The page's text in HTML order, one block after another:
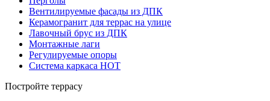
Вентилируемые фасады из ДПК
Керамогранит для террас на улице
Лавочный брус из ДПК
Монтажные лаги
Регулируемые опоры
Система каркаса НОТ
Постройте террасу